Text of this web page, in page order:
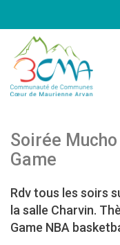
Soirée
Game
Rdv tous les soirs
la salle Charvin.
Game NBA